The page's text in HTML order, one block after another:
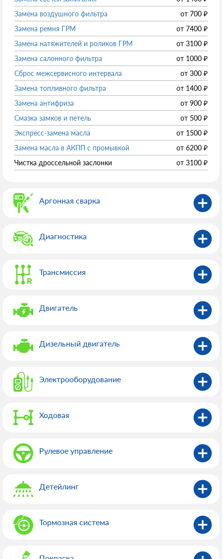
Замена воздушного фильтра
от 700 ₽
Замена ремня ГРМ
от 7400 ₽
Замена натяжителей и роликов ГРМ
от 3100 ₽
Замена салонного фильтра
от 1000 ₽
Сброс межсервисного интервала
от 300 ₽
Замена топливного фильтра
от 1400 ₽
Замена антифриза
от 900 ₽
Смазка замков и петель
от 500 ₽
Экспресс-замена масла
от 1500 ₽
Замена масла в АКПП с промывкой
от 6200 ₽
Чистка дроссельной заслонки
от 3100 ₽
Аргонная сварка
Диагностика
Трансмиссия
Двигатель
Дизельный двигатель
Электрооборудованиe
Ходовая
Рулевое управление
Детейлинг
Тормозная система